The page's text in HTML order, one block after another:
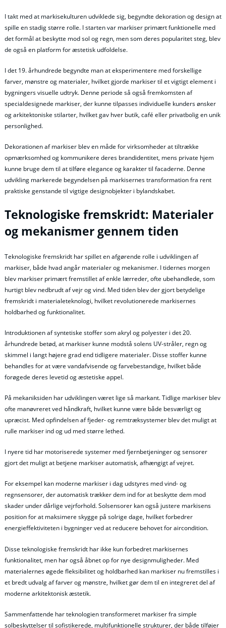
I takt med at markisekulturen udviklede sig, begyndte dekoration og design at
spille en stadig større rolle. I starten var markiser primært funktionelle med
det formål at beskytte mod sol og regn, men som deres popularitet steg, blev
de også en platform for æstetisk udfoldelse.
I det 19. århundrede begyndte man at eksperimentere med forskellige
farver, mønstre og materialer, hvilket gjorde markiser til et vigtigt element i
bygningers visuelle udtryk. Denne periode så også fremkomsten af
specialdesignede markiser, der kunne tilpasses individuelle kunders ønsker
og arkitektoniske stilarter, hvilket gav hver butik, café eller privatbolig en unik
personlighed.
Dekorationen af markiser blev en måde for virksomheder at tiltrække
opmærksomhed og kommunikere deres brandidentitet, mens private hjem
kunne bruge dem til at tilføre elegance og karakter til facaderne. Denne
udvikling markerede begyndelsen på markisernes transformation fra rent
praktiske genstande til vigtige designobjekter i bylandskabet.
Teknologiske fremskridt: Materialer
og mekanismer gennem tiden
Teknologiske fremskridt har spillet en afgørende rolle i udviklingen af
markiser, både hvad angår materialer og mekanismer. I tidernes morgen
blev markiser primært fremstillet af enkle lærreder, ofte ubehandlede, som
hurtigt blev nedbrudt af vejr og vind. Med tiden blev der gjort betydelige
fremskridt i materialeteknologi, hvilket revolutionerede markisernes
holdbarhed og funktionalitet.
Introduktionen af syntetiske stoffer som akryl og polyester i det 20.
århundrede betød, at markiser kunne modstå solens UV-stråler, regn og
skimmel i langt højere grad end tidligere materialer. Disse stoffer kunne
behandles for at være vandafvisende og farvebestandige, hvilket både
forøgede deres levetid og æstetiske appel.
På mekaniksiden har udviklingen været lige så markant. Tidlige markiser blev
ofte manøvreret ved håndkraft, hvilket kunne være både besværligt og
upræcist. Med opfindelsen af fjeder- og remtræksystemer blev det muligt at
rulle markiser ind og ud med større lethed.
I nyere tid har motoriserede systemer med fjernbetjeninger og sensorer
gjort det muligt at betjene markiser automatisk, afhængigt af vejret.
For eksempel kan moderne markiser i dag udstyres med vind- og
regnsensorer, der automatisk trækker dem ind for at beskytte dem mod
skader under dårlige vejrforhold. Solsensorer kan også justere markisens
position for at maksimere skygge på solrige dage, hvilket forbedrer
energieffektiviteten i bygninger ved at reducere behovet for aircondition.
Disse teknologiske fremskridt har ikke kun forbedret markisernes
funktionalitet, men har også åbnet op for nye designmuligheder. Med
materialernes øgede fleksibilitet og holdbarhed kan markiser nu fremstilles i
et bredt udvalg af farver og mønstre, hvilket gør dem til en integreret del af
moderne arkitektonisk æstetik.
Sammenfattende har teknologien transformeret markiser fra simple
solbeskyttelser til sofistikerede, multifunktionelle strukturer, der både tilføjer